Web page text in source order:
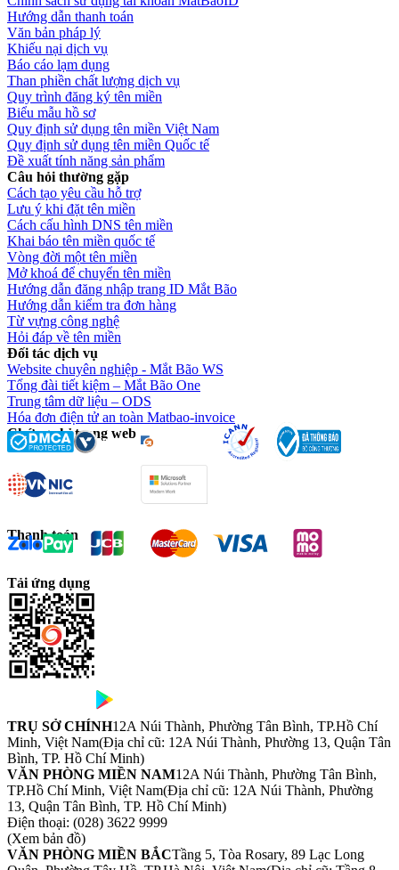
Hướng dẫn thanh toán
Văn bản pháp lý
Khiếu nại dịch vụ
Báo cáo lạm dụng
Than phiền chất lượng dịch vụ
Quy trình đăng ký tên miền
Biểu mẫu hồ sơ
Quy định sử dụng tên miền Việt Nam
Quy định sử dụng tên miền Quốc tế
Đề xuất tính năng sản phẩm
Câu hỏi thường gặp
Cách tạo yêu cầu hỗ trợ
Lưu ý khi đặt tên miền
Cách cấu hình DNS tên miền
Khai báo tên miền quốc tế
Vòng đời một tên miền
Mở khoá để chuyển tên miền
Hướng dẫn đăng nhập trang ID Mắt Bão
Hướng dẫn kiểm tra đơn hàng
Từ vựng công nghệ
Hỏi đáp về tên miền
Đối tác dịch vụ
Website chuyên nghiệp - Mắt Bão WS
Tổng đài tiết kiệm – Mắt Bão One
Trung tâm dữ liệu – ODS
Hóa đơn điện tử an toàn Matbao-invoice
Chứng chỉ trang web
Thanh toán
Tải ứng dụng
TRỤ SỞ CHÍNH12A Núi Thành, Phường Tân Bình, TP.Hồ Chí
Minh, Việt Nam(Địa chỉ cũ: 12A Núi Thành, Phường 13, Quận Tân
Bình, TP. Hồ Chí Minh)
VĂN PHÒNG MIỀN NAM12A Núi Thành, Phường Tân Bình,
TP.Hồ Chí Minh, Việt Nam(Địa chỉ cũ: 12A Núi Thành, Phường
13, Quận Tân Bình, TP. Hồ Chí Minh)
Điện thoại: (028) 3622 9999
(Xem bản đồ)
VĂN PHÒNG MIỀN BẮCTầng 5, Tòa Rosary, 89 Lạc Long